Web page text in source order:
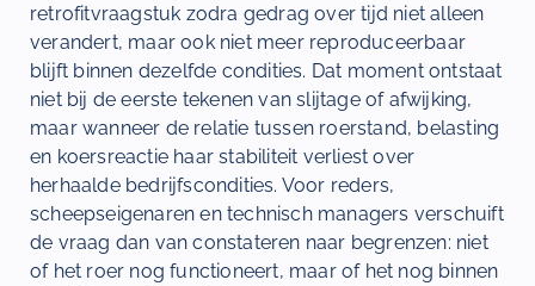
retrofitvraagstuk zodra gedrag over tijd niet alleen
verandert, maar ook niet meer reproduceerbaar
blijft binnen dezelfde condities. Dat moment ontstaat
niet bij de eerste tekenen van slijtage of afwijking,
maar wanneer de relatie tussen roerstand, belasting
en koersreactie haar stabiliteit verliest over
herhaalde bedrijfscondities. Voor reders,
scheepseigenaren en technisch managers verschuift
de vraag dan van constateren naar begrenzen: niet
of het roer nog functioneert, maar of het nog binnen